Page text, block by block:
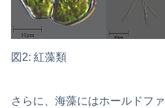
図2: 紅藻類
さらに、海藻にはホールドフ